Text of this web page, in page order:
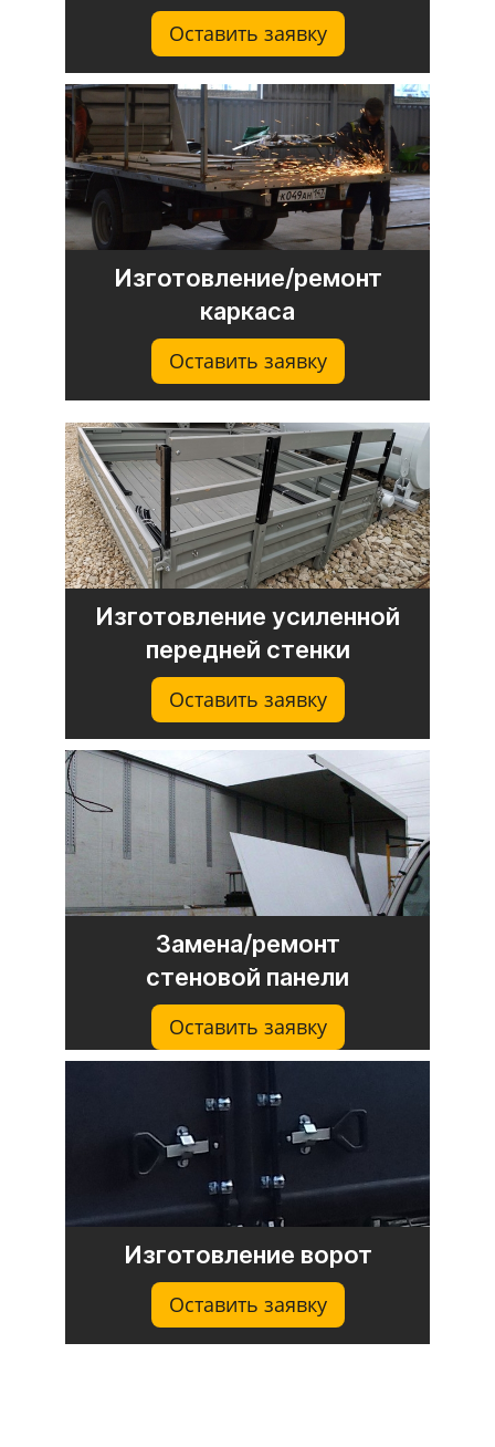
Оставить заявку
Изготовление/ремонт
каркаса
Оставить заявку
Изготовление усиленной
передней стенки
Оставить заявку
Замена/ремонт
стеновой панели
Оставить заявку
Изготовление ворот
Оставить заявку